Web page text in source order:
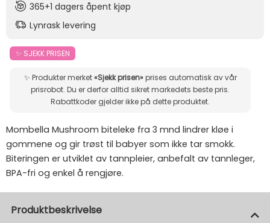
365+1 dagers åpent kjøp
Lynrask levering
✨ SJEKK PRISEN
✨ Produkter merket«Sjekk prisen»prises automatisk av vår
prisrobot. Du er derfor alltid sikret markedets beste pris.
Rabattkoder gjelder ikke på dette produktet.
Mombella Mushroom biteleke fra 3 mnd lindrer kløe i
gommene og gir trøst til babyer som ikke tar smokk.
Biteringen er utviklet av tannpleier, anbefalt av tannleger,
BPA-fri og enkel å rengjøre.
Produktbeskrivelse